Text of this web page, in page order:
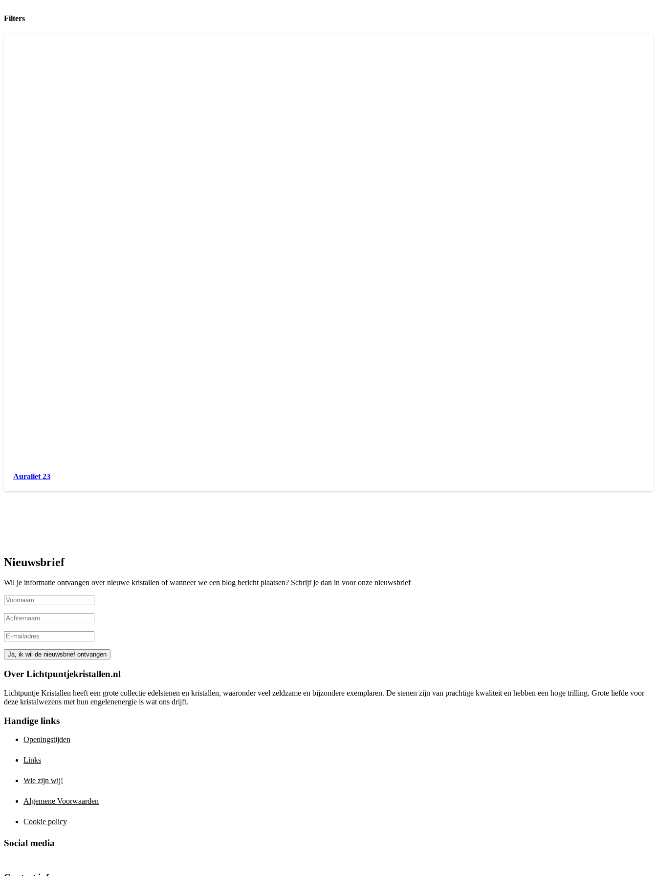
Filters
Auraliet 23
Nieuwsbrief
Wil je informatie ontvangen over nieuwe kristallen of wanneer we een blog bericht plaatsen? Schrijf je dan in voor onze nieuwsbrief
Over Lichtpuntjekristallen.nl
Lichtpuntje Kristallen heeft een grote collectie edelstenen en kristallen, waaronder veel zeldzame en bijzondere exemplaren. De stenen zijn van prachtige kwaliteit en hebben een hoge trilling. Grote liefde voor
deze kristalwezens met hun engelenenergie is wat ons drijft.
Handige links
Openingstijden
Links
Wie zijn wij!
Algemene Voorwaarden
Cookie policy
Social media